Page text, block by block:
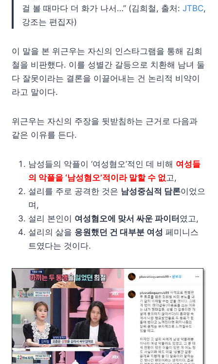
걸 볼 때마다 더 화가 나서…” (김희철, 출처: JTBC,
강조는 편집자)
이 말을 본 위근우는 자신의 인스타그램을 통해 김희
철을 비판했다. 이를 성별간 갈등으로 치환해 남녀 둘
다 잘못이라는 결론을 이끌어내는 건 논리적 비약이
라고 말이다.
위근우는 자신의 주장을 뒷받침하는 근거로 다음과
같은 이유를 든다.
남성들의 악플이 ‘여성혐오’적인 데 비해 여성들
의 악플을 ‘남성혐오’적이라 말할 수 없고,
설리를 주로 공격한 것은 남성중심적 담론이었으
며,
설리 본인이 여성혐오에 맞서 싸운 파이터 였고,
설리의 삶을 응원했던 건 대부분 여성 페미니스
트였다는 것이다.